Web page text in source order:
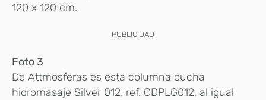
120 x 120 cm.
PUBLICIDAD
Foto 3
De Attmosferas es esta columna ducha
hidromasaje Silver 012, ref. CDPLG012, al igual